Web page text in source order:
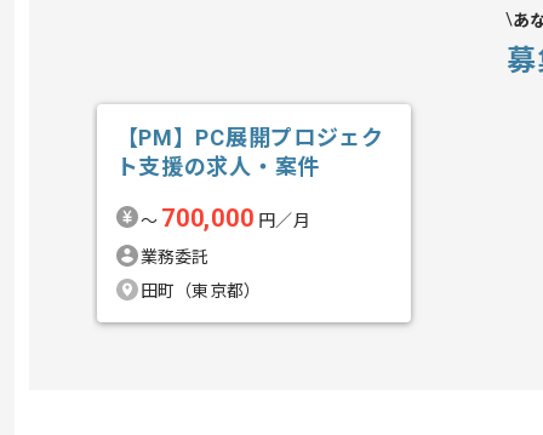
あ
【PM】PC展開プロジェク
ト支援の求人・案件
〜 700,000 円／月
業務委託
田町（東京都）